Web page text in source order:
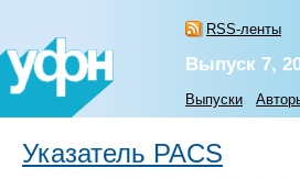
RSS-ленты
Выпуск 7,
Выпуски
Указатель PACS